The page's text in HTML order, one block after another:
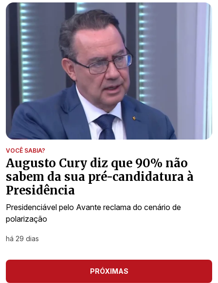
VOCÊ SABIA?
Augusto Cury diz que 90% não
sabem da sua pré-candidatura à
Presidência
Presidenciável pelo Avante reclama do cenário de
polarização
há 29 dias
PRÓXIMAS